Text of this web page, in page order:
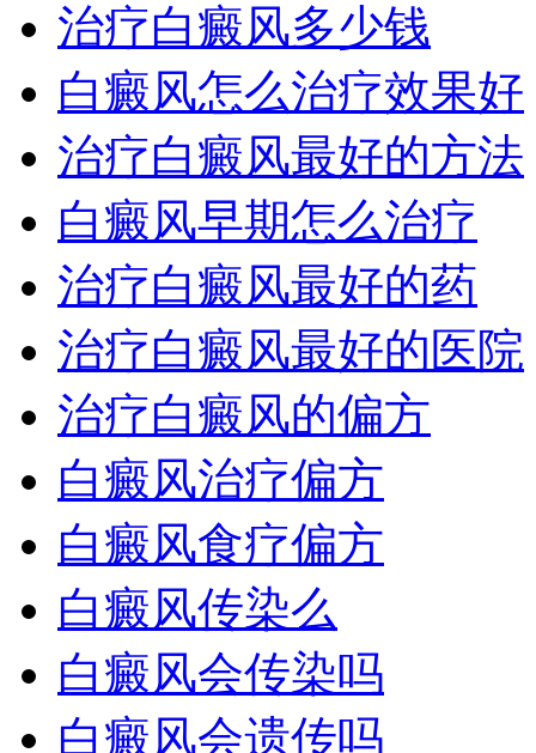
治疗白癜风多少钱
白癜风怎么治疗效果好
治疗白癜风最好的方法
白癜风早期怎么治疗
治疗白癜风最好的药
治疗白癜风最好的医院
治疗白癜风的偏方
白癜风治疗偏方
白癜风食疗偏方
白癜风传染么
白癜风会传染吗
白癜风会遗传吗